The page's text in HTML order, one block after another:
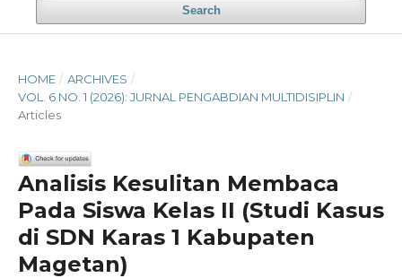
Search
HOME / ARCHIVES /
VOL. 6 NO. 1 (2026): JURNAL PENGABDIAN MULTIDISIPLIN /
Articles
Analisis Kesulitan Membaca
Pada Siswa Kelas II (Studi Kasus
di SDN Karas 1 Kabupaten
Magetan)